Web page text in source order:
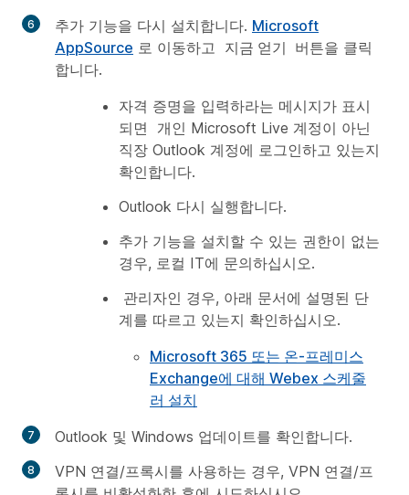
추가 기능을 다시 설치합니다. Microsoft
AppSource 로 이동하고 지금 얻기 버튼을 클릭
합니다.
자격 증명을 입력하라는 메시지가 표시
되면 개인 Microsoft Live 계정이 아닌
직장 Outlook 계정에 로그인하고 있는지
확인합니다.
Outlook 다시 실행합니다.
추가 기능을 설치할 수 있는 권한이 없는
경우, 로컬 IT에 문의하십시오.
관리자인 경우, 아래 문서에 설명된 단
계를 따르고 있는지 확인하십시오.
Microsoft 365 또는 온-프레미스
Exchange에 대해 Webex 스케줄
러 설치
Outlook 및 Windows 업데이트를 확인합니다.
VPN 연결/프록시를 사용하는 경우, VPN 연결/프